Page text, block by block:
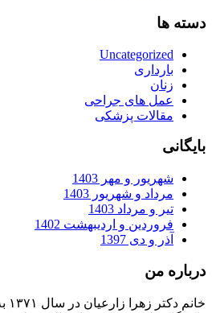
دسته ها
Uncategorized
بارداری
زنان
عمل های جراحی
مقالات پزشکی
بایگانی
شهریور و مهر 1403
مرداد و شهریور 1403
تیر و مرداد 1403
فروردین و اردیبهشت 1402
آذر و دی 1397
درباره من